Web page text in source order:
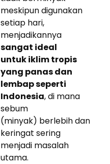
meskipun digunakan
setiap hari,
menjadikannya
sangat ideal
untuk iklim tropis
yang panas dan
lembap seperti
Indonesia, di mana
sebum
(minyak) berlebih dan
keringat sering
menjadi masalah
utama.